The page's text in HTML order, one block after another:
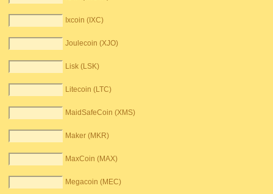
Ixcoin (IXC)
Joulecoin (XJO)
Lisk (LSK)
Litecoin (LTC)
MaidSafeCoin (XMS)
Maker (MKR)
MaxCoin (MAX)
Megacoin (MEC)